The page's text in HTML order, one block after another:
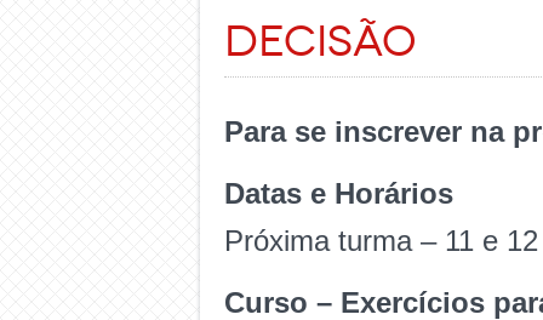
Decisão
Para se inscrever na
Datas e Horários
Próxima turma – 11 e
Curso – Exercícios